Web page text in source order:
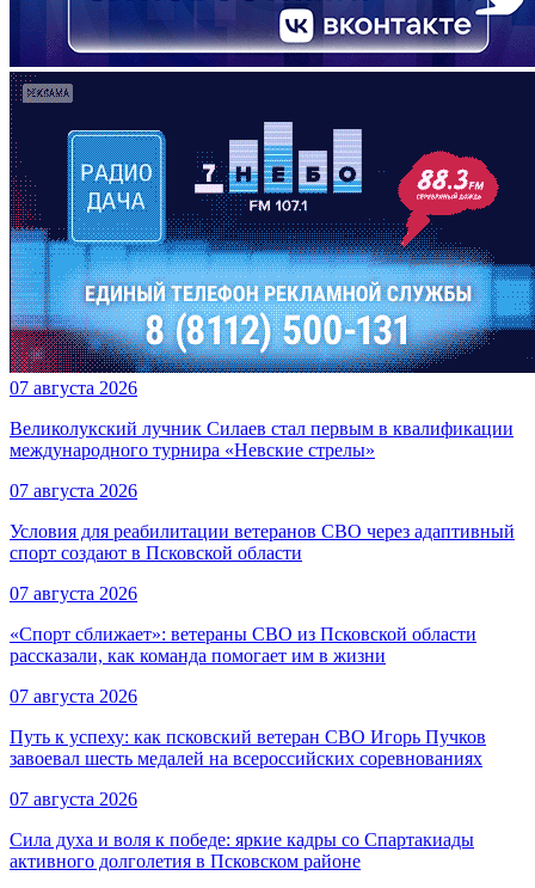
07 августа 2026
Великолукский лучник Силаев стал первым в квалификации
международного турнира «Невские стрелы»
07 августа 2026
Условия для реабилитации ветеранов СВО через адаптивный
спорт создают в Псковской области
07 августа 2026
«Спорт сближает»: ветераны СВО из Псковской области
рассказали, как команда помогает им в жизни
07 августа 2026
Путь к успеху: как псковский ветеран СВО Игорь Пучков
завоевал шесть медалей на всероссийских соревнованиях
07 августа 2026
Сила духа и воля к победе: яркие кадры со Спартакиады
активного долголетия в Псковском районе